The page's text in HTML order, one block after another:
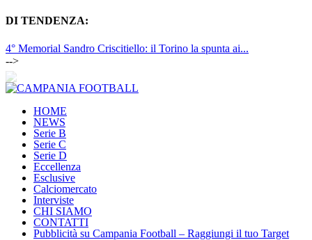
DI TENDENZA:
4° Memorial Sandro Criscitiello: il Torino la spunta ai...
-->
HOME
NEWS
Serie B
Serie C
Serie D
Eccellenza
Esclusive
Calciomercato
Interviste
CHI SIAMO
CONTATTI
Pubblicità su Campania Football – Raggiungi il tuo Target